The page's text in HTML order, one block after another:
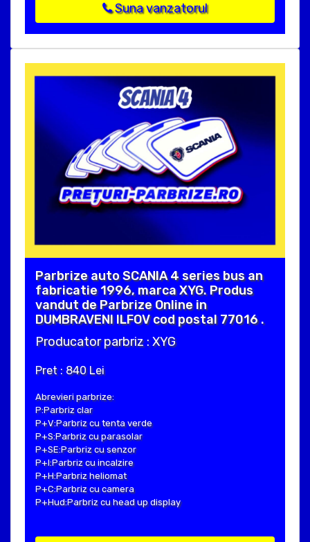
Suna vanzatorul
Parbrize auto SCANIA 4 series bus an
fabricatie 1996, marca XYG. Produs
vandut de Parbrize Online in
DUMBRAVENI ILFOV cod postal 77016 .
Producator parbriz : XYG
Pret : 840 Lei
Abrevieri parbrize:
P:Parbriz clar
P+V:Parbriz cu tenta verde
P+S:Parbriz cu parasolar
P+SE:Parbriz cu senzor
P+I:Parbriz cu incalzire
P+H:Parbriz heliomat
P+C:Parbriz cu camera
P+Hud:Parbriz cu head up display